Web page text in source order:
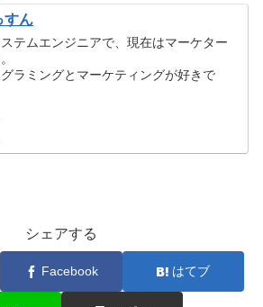
すん
テムエンジニアで、現在はマーケター
ラミングとマーケティングが好きで
シェアする
Facebook はてブ